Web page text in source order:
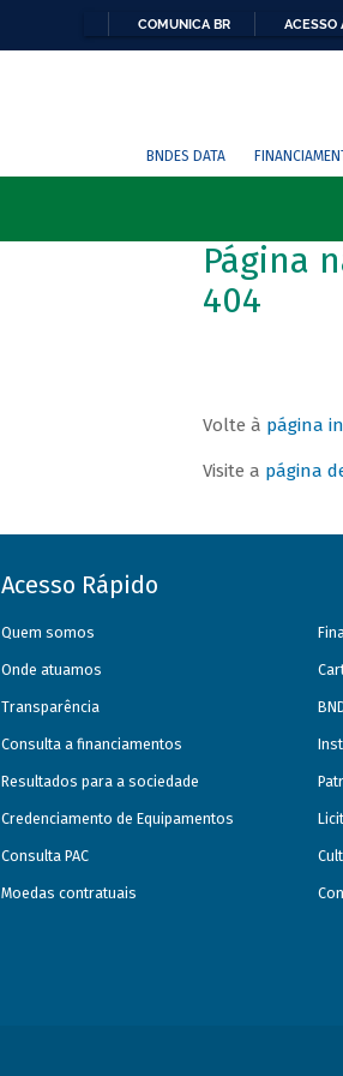
COMUNICA BR ACESSO
BNDES DATA
Página
404
Volte à página
Visite a página
Acesso Rápido
Quem somos
Onde atuamos
Transparência
Consulta a financiamentos
Resultados para a sociedade
Credenciamento de Equipamentos
Consulta PAC
Moedas contratuais